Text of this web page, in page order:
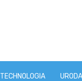
TECHNOLOGIA URODA